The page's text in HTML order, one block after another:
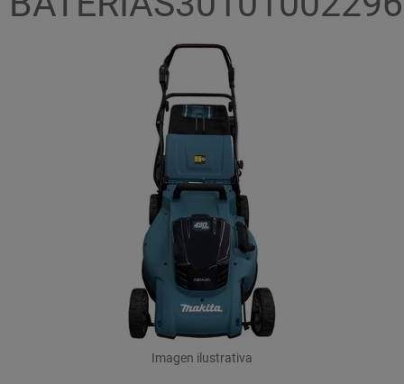
Imagen ilustrativa